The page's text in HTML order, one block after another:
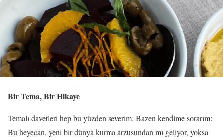
Bir Tema, Bir Hikaye
Temalı davetleri hep bu yüzden severim. Bazen kendime sorarım:
Bu heyecan, yeni bir dünya kurma arzusundan mı geliyor, yoksa